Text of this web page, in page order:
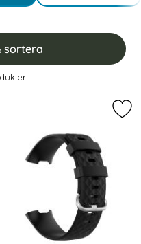
sortera
fitbit Charge 4/3 Silikon